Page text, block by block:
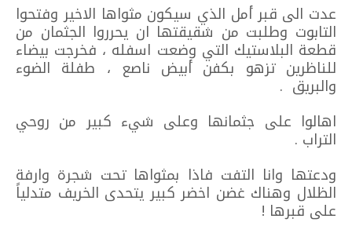
عدت الى قبر أمل الذي سيكون مثواها الاخير وفتحوا
التابوت وطلبت من شقيقتها ان يحرروا الجثمان من
قطعة البلاستيك التي وضعت اسفله ، فخرجت بيضاء
للناظرين تزهو بكفن أبيض ناصع ، طفلة الضوء
والبريق .
اهالوا على جثمانها وعلى شيء كبير من روحي
التراب .
ودعتها وانا التفت فاذا بمثواها تحت شجرة وارفة
الظلال وهناك غضن اخضر كبير يتحدى الخريف متدلياً
على قبرها !